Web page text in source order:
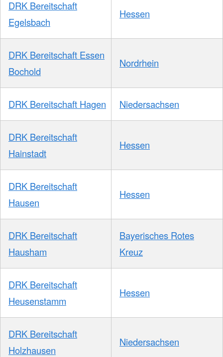
DRK Bereitschaft
Egelsbach
Hessen
DRK Bereitschaft Essen
Bochold
Nordrhein
DRK Bereitschaft Hagen Niedersachsen
DRK Bereitschaft
Hainstadt
Hessen
DRK Bereitschaft
Hausen
Hessen
DRK Bereitschaft
Hausham
Bayerisches Rotes
Kreuz
DRK Bereitschaft
Heusenstamm
Hessen
DRK Bereitschaft
Holzhausen
Niedersachsen